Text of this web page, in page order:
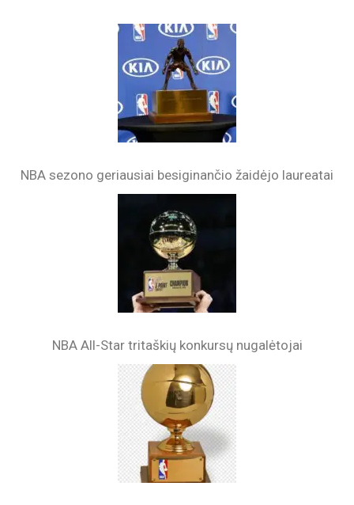
NBA sezono geriausiai besiginančio žaidėjo laureatai
NBA All-Star tritaškių konkursų nugalėtojai